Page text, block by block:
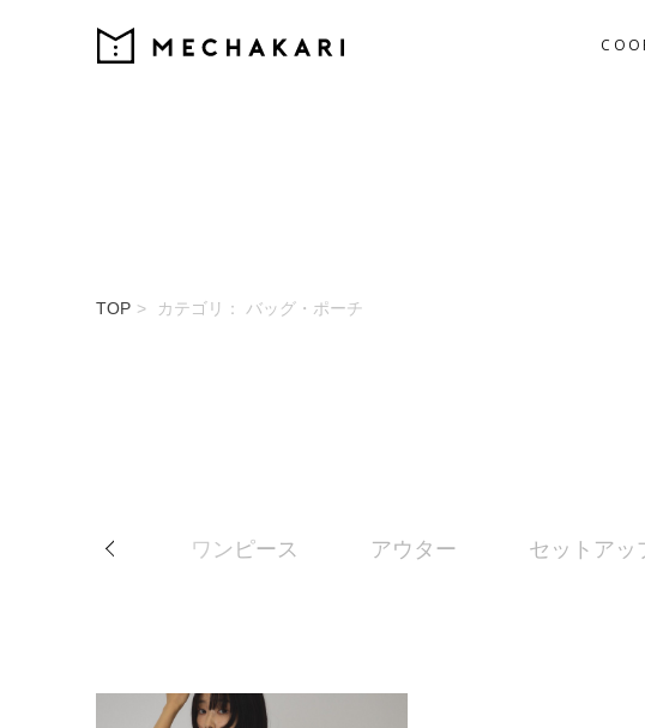
TOP カテゴリ： バッグ・ポーチ
スカート ワンピース アウター セットアッ